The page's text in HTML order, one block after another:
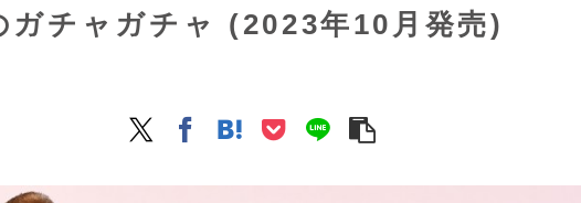
ガチャガチャ (2023年10月発売)